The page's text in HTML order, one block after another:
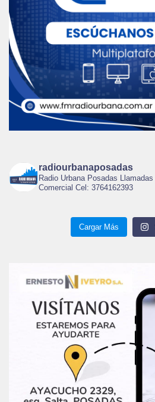
radiourbanaposadas
Radio Urbana Posadas
Comercial Cel: 3764162393
Cargar Más